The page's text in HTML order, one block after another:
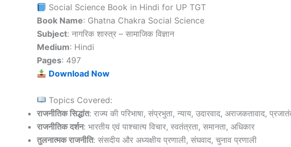
Social Science Book in Hindi for UP TGT
Book Name: Ghatna Chakra Social Science
Subject: नागरिक शास्त्र – सामाजिक विज्ञान
Medium: Hindi
Pages: 497
Download Now
Topics Covered:
राजनीतिक सिद्धांत: राज्य की परिभाषा, संप्रभुता, न्याय, उदारवाद, अराजकतावाद,
राजनीतिक दर्शन: भारतीय एवं पाश्चात्य विचार, स्वतंत्रता, समानता, अधिकार
तुलनात्मक राजनीति: संसदीय और अध्यक्षीय प्रणाली, संघवाद, चुनाव प्रणाली